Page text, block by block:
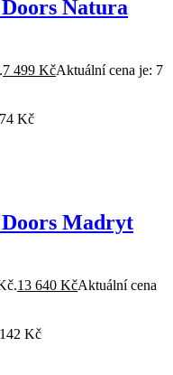
Natura
7 499 KčAktuální cena je: 7
Kč
Madryt
13 640 KčAktuální cena
Kč